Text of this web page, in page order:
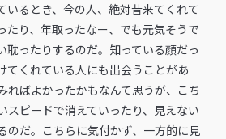
いるとき、今の人、絶対昔来てくれて
たり、年取ったなー、でも元気そうで
耽ったりするのだ。知っている顔だっ
てくれている人にも出会うことがあ
ればよかったかもなんて思うが、こち
スピードで消えていったり、見えない
のだ。こちらに気付かず、一方的に見